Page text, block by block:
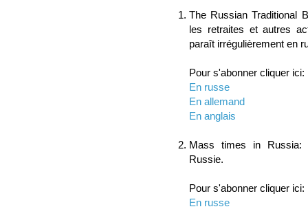
The Russian Traditional
les retraites et autres
paraît irrégulièrement en
Pour s'abonner cliquer ici:
En russe
En allemand
En anglais
Mass times in Russia:
Russie.
Pour s'abonner cliquer ici:
En russe